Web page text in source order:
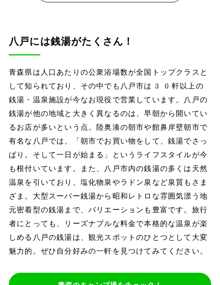
八戸には銭湯がたくさん！
青森県は人口あたりの公衆浴場数が全国トップクラスと
して知られており、その中でも八戸市は30軒以上の
銭湯・温泉施設が今なお現役で営業しています。八戸の
銭湯が他の地域と大きく異なるのは、早朝から開いてい
るお店が多いという点。陸奥湊の朝市や館鼻岸壁朝市で
有名な八戸では、「朝市でお買い物をして、銭湯でさっ
ぱり。そして一日が始まる」というライフスタイルが今
も根付いています。また、八戸市内の銭湯の多くは天然
温泉を引いており、塩化物泉やラドン泉など泉質もさま
ざま。大型スーパー銭湯から昭和レトロな雰囲気漂う地
元密着型の銭湯まで、バリエーションも豊富です。旅行
者にとっても、リーズナブルな料金で本格的な温泉が楽
しめる八戸の銭湯は、観光スポットのひとつとして大変
魅力的。ぜひ自分好みの一軒を見つけてみてください。